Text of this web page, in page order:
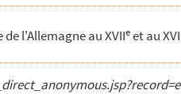
l'Allemagne au XVIIeet au